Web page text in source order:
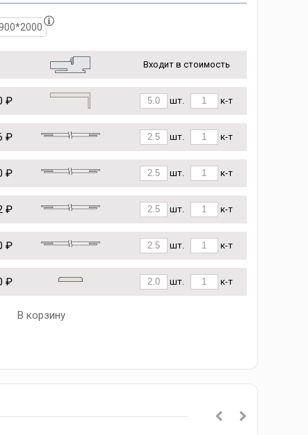
Входит в стоимость
₽ шт. к-т
₽ шт. к-т
₽ шт. к-т
₽ шт. к-т
₽ шт. к-т
₽ шт. к-т
В корзину